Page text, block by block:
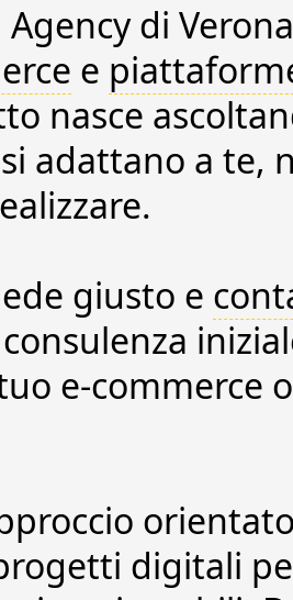
Agency di Verona
e
nasce
adattano a te,
giusto e
e-commerce
digitali